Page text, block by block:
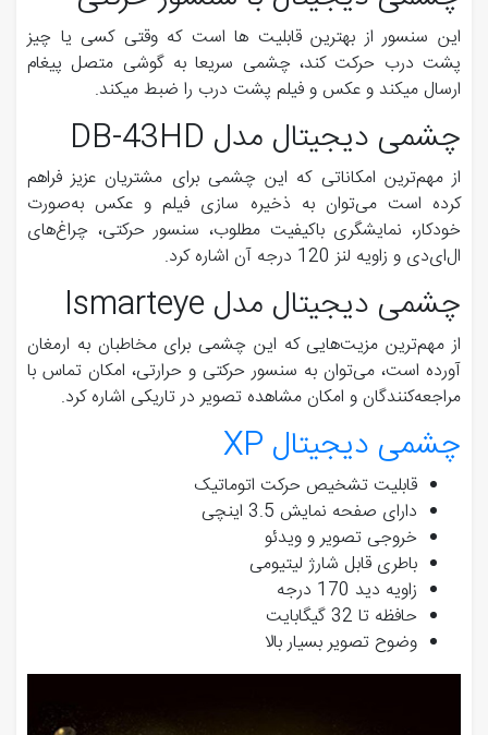
این سنسور از بهترین قابلیت ها است که وقتی کسی یا چیز
پشت درب حرکت کند، چشمی سریعا به گوشی متصل پیغام
ارسال میکند و عکس و فیلم پشت درب را ضبط میکند.
چشمی دیجیتال مدل DB-43HD
از مهم‌ترین امکاناتی که این چشمی برای مشتریان عزیز فراهم
کرده است می‌توان به ذخیره ‌سازی فیلم و عکس به‌صورت
خودکار، نمایشگری باکیفیت مطلوب، سنسور حرکتی، چراغ‌های
ال‌ای‌دی و زاویه لنز 120 درجه آن اشاره کرد.
چشمی دیجیتال مدل Ismarteye
از مهم‌ترین مزیت‌هایی که این چشمی برای مخاطبان به ارمغان
آورده است، می‌توان به سنسور حرکتی و حرارتی، امکان تماس با
مراجعه‌کنندگان و امکان مشاهده تصویر در تاریکی اشاره کرد.
چشمی دیجیتال XP
قابلیت تشخیص حرکت اتوماتیک
دارای صفحه نمایش 3.5 اینچی
خروجی تصویر و ویدئو
باطری قابل شارژ لیتیومی
زاویه دید 170 درجه
حافظه تا 32 گیگابایت
وضوح تصویر بسیار بالا